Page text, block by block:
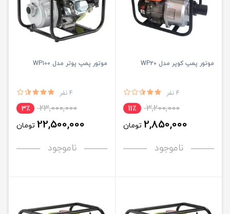
موتور پمپ کوپر مدل WP20
4 نفر
3,200,000 11٪
2,850,000 تومان
ناموجود
موتور پمپ پوتر مدل WP100
4 نفر
23,000,000 3٪
22,500,000 تومان
ناموجود